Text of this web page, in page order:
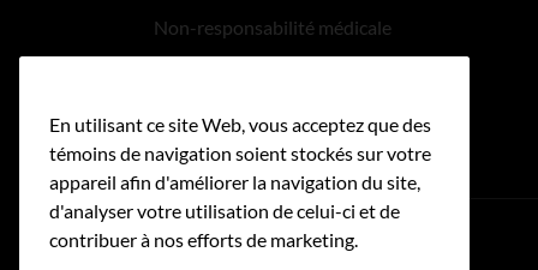
Non-responsabilité médicale
Accessibilité
En utilisant ce site Web, vous acceptez que des
témoins de navigation soient stockés sur votre
appareil afin d'améliorer la navigation du site,
d'analyser votre utilisation de celui-ci et de
contribuer à nos efforts de marketing.